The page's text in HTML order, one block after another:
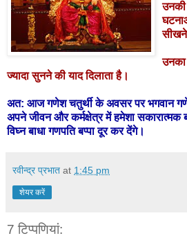
उनकी
सीखने
ज्यादा सुनने की याद दिलाता है।
अत: आज गणेश चतुर्थी के अवसर पर भगवान
अपने जीवन और कर्मक्षेत्र में हमेशा
विघ्न बाधा गणपति बप्पा दूर कर देंगे।
रवीन्द्र प्रभात at 1:45 pm
शेयर करें
7 टिप्‍पणियां: